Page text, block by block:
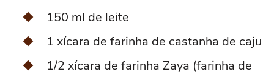
150 ml de leite
1 xícara de farinha de castanha de caju
1/2 xícara de farinha Zaya (farinha de